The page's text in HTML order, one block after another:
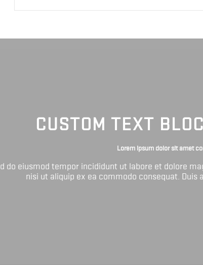
CUSTOM TEXT
Lorem ipsum dolor sit amet
do eiusmod tempor incididunt ut labore et dolore
nisi ut aliquip ex ea commodo consequat. Duis